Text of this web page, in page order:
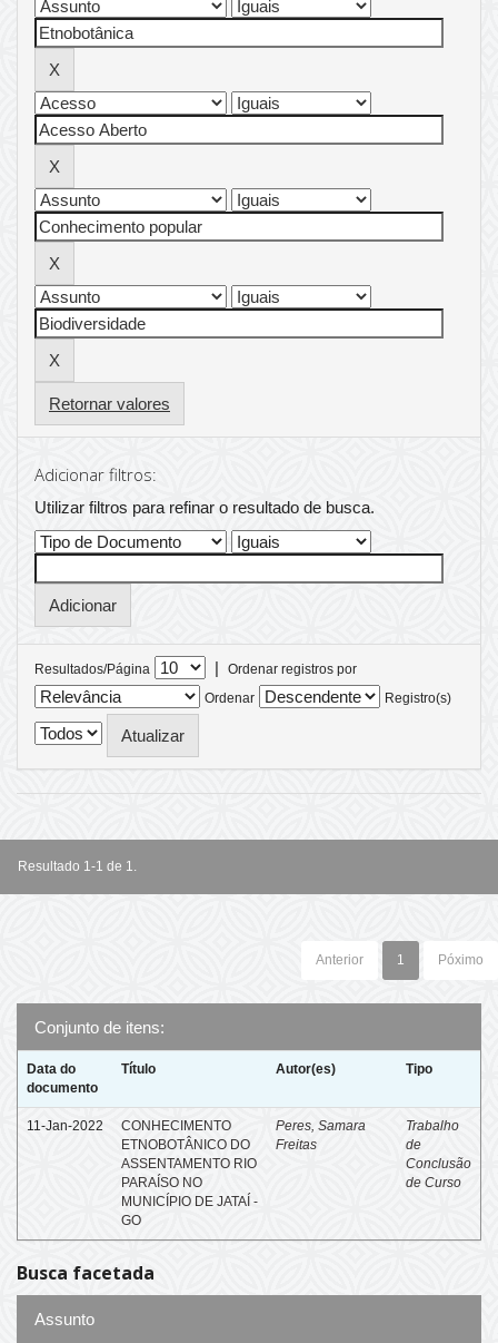
Retornar valores
Adicionar filtros:
Utilizar filtros para refinar o resultado de busca.
Resultados/Página |
Ordenar registros por
Ordenar
Registro(s)
Resultado 1-1 de 1.
Anterior 1 Póximo
Conjunto de itens:
Data do
documento
Título Autor(es) Tipo
11-Jan-2022
CONHECIMENTO
ETNOBOTÂNICO DO
ASSENTAMENTO RIO
PARAÍSO NO
MUNICÍPIO DE JATAÍ -
GO
Peres, Samara
Freitas
Trabalho
de
Conclusão
de Curso
Busca facetada
Assunto